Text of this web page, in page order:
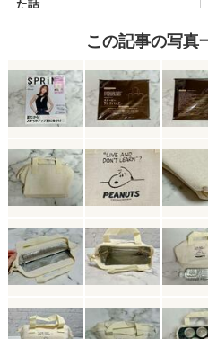
この記事の写真